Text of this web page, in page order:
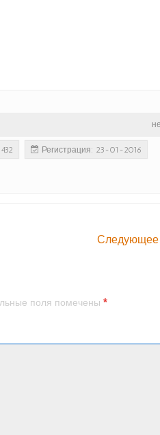
Регистрация: 23-01-2016
Следующее
поля помечены*